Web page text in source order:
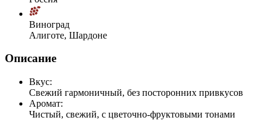
Виноград
Алиготе, Шардоне
Описание
Вкус:
Свежий гармоничный, без посторонних привкусов
Аромат:
Чистый, свежий, с цветочно-фруктовыми тонами